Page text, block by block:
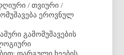
/ თვიური /
ეროვნულ
გამომუშავების